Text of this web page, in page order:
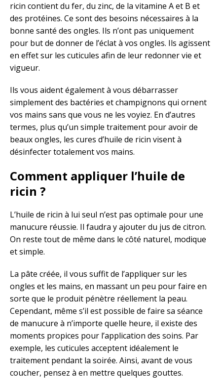
ricin contient du fer, du zinc, de la vitamine A et B et
des protéines. Ce sont des besoins nécessaires à la
bonne santé des ongles. Ils n’ont pas uniquement
pour but de donner de l’éclat à vos ongles. Ils agissent
en effet sur les cuticules afin de leur redonner vie et
vigueur.
Ils vous aident également à vous débarrasser
simplement des bactéries et champignons qui ornent
vos mains sans que vous ne les voyiez. En d’autres
termes, plus qu’un simple traitement pour avoir de
beaux ongles, les cures d’huile de ricin visent à
désinfecter totalement vos mains.
Comment appliquer l’huile de
ricin ?
L’huile de ricin à lui seul n’est pas optimale pour une
manucure réussie. Il faudra y ajouter du jus de citron.
On reste tout de même dans le côté naturel, modique
et simple.
La pâte créée, il vous suffit de l’appliquer sur les
ongles et les mains, en massant un peu pour faire en
sorte que le produit pénètre réellement la peau.
Cependant, même s’il est possible de faire sa séance
de manucure à n’importe quelle heure, il existe des
moments propices pour l’application des soins. Par
exemple, les cuticules acceptent idéalement le
traitement pendant la soirée. Ainsi, avant de vous
coucher, pensez à en mettre quelques gouttes.